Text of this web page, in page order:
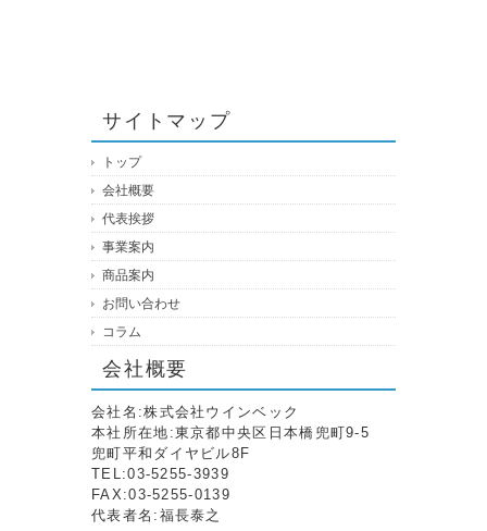
サイトマップ
トップ
会社概要
代表挨拶
事業案内
商品案内
お問い合わせ
コラム
会社概要
会社名:株式会社ウインベック
本社所在地:東京都中央区日本橋兜町9-5
兜町平和ダイヤビル8F
TEL:03-5255-3939
FAX:03-5255-0139
代表者名:福長泰之